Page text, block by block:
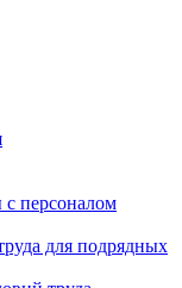
персоналом
для подрядных